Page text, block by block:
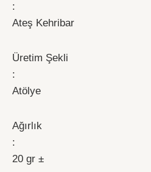
:
Ateş Kehribar
Üretim Şekli
:
Atölye
Ağırlık
:
20 gr ±